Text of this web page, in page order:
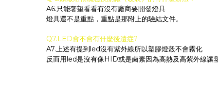
A6.只能奢望看看有沒有廠商要開發燈具
燈具還不是重點，重點是那附上的驗結文件。
Q7.LED會不會有什麼後遺症?
A7.上述有提到led沒有紫外線所以塑膠燈殼不會霧化
反而用led是沒有像HID或是鹵素因為高熱及高紫外線讓